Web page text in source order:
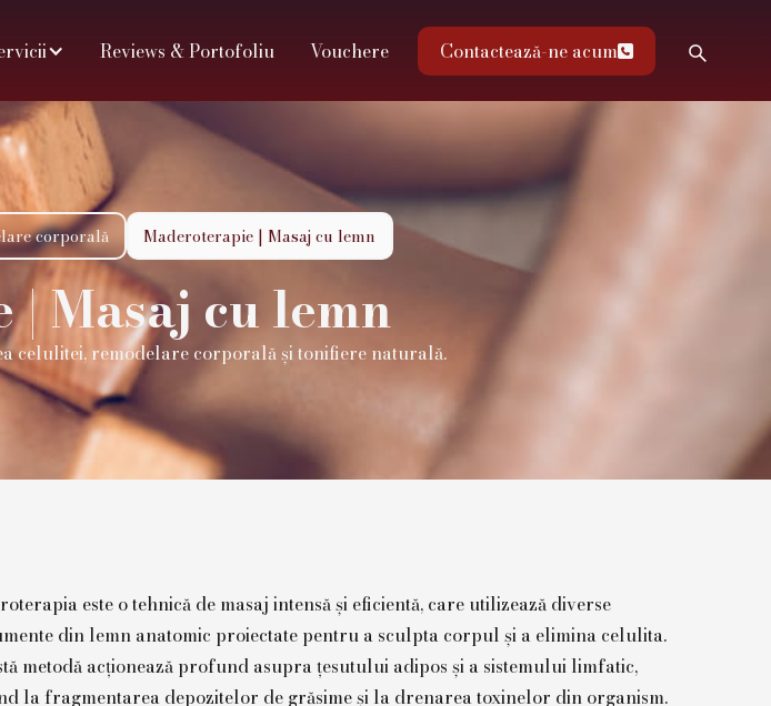
Reviews & Portofoliu Vouchere Contactează-ne acum
corporală Maderoterapie | Masaj cu lemn
Masaj cu lemn
celulitei, remodelare corporală și tonifiere naturală.
este o tehnică de masaj intensă și eficientă, care utilizează diverse
din lemn anatomic proiectate pentru a sculpta corpul și a elimina celulita.
metodă acționează profund asupra țesutului adipos și a sistemului limfatic,
la fragmentarea depozitelor de grăsime și la drenarea toxinelor din organism.